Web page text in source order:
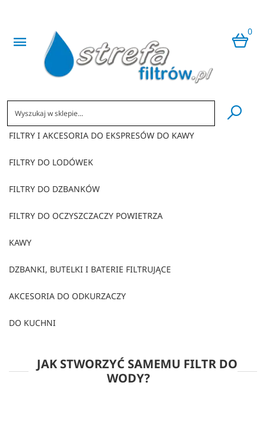
0
​
FILTRY I AKCESORIA DO EKSPRESÓW DO KAWY
FILTRY DO LODÓWEK
FILTRY DO DZBANKÓW
FILTRY DO OCZYSZCZACZY POWIETRZA
KAWY
DZBANKI, BUTELKI I BATERIE FILTRUJĄCE
AKCESORIA DO ODKURZACZY
DO KUCHNI
JAK STWORZYĆ SAMEMU FILTR DO
WODY?